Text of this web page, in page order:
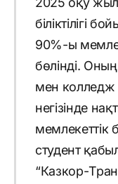
біліктілігі
90%-ы
бөлінді.
мен колледж
негізінде
мемлекеттік
студент
“Казкор-